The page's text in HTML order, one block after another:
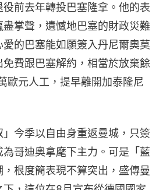
前去年轉投巴塞隆拿。他的表
掌聲，遺憾地巴塞的財政災難
的巴塞能如願簽入丹尼爾奧莫
費跟巴塞解約，相當於放棄餘
歐元人工，提早離開加泰隆尼
今季以自由身重返曼城，只簽
哥迪奧拿麾下主力。可是「藍
根度簡表現不算突出，盛傳曼